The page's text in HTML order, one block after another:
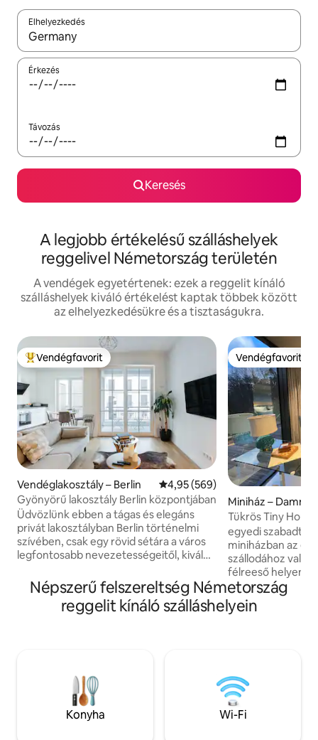
Elhelyezkedés
Az eredmények között a felfelé és a lefelé nyíllal
Érkezés
Távozás
Keresés
A legjobb értékelésű szálláshelyek
reggelivel Németország területén
A vendégek egyetértenek: ezek a reggelit kínáló
szálláshelyek kiváló értékelést kaptak többek között
az elhelyezkedésükre és a tisztaságukra.
Kiemelt vendégfavorit
Vendégfavorit
Vendéglakosztály – Berlin Átlagos értékelés: 5/4,95, 569
4,95 (569)
Gyönyörű lakosztály Berlin központjában
Üdvözlünk ebben a tágas és elegáns
privát lakosztályban Berlin történelmi
szívében, csak egy rövid sétára a város
legfontosabb nevezetességeitől, kiváló
bevásárlónegyedeitől. Élvezd a teljes
magánéletet, a békés kerti kilátást, a
csendes alvást és a kifinomult modern
az esőztetővel és káddal felszerelt,
elegáns fürdőszoba nyugodt
pihenőhelyet teremtenek a város
Vendégfavorit
Vendégfavorit
Miniház –
Tükrös Tiny
Tannenduft ház
egyedi
miniházban az
szállodához való
félreeső helyen,
úszómedencével érhető
meg a
egyedi házakat!
mellett van egy
karosszékekkel,
valamint TV-vel
Népszerű felszereltség Németország
reggelit kínáló szálláshelyein
Konyha Wi-Fi